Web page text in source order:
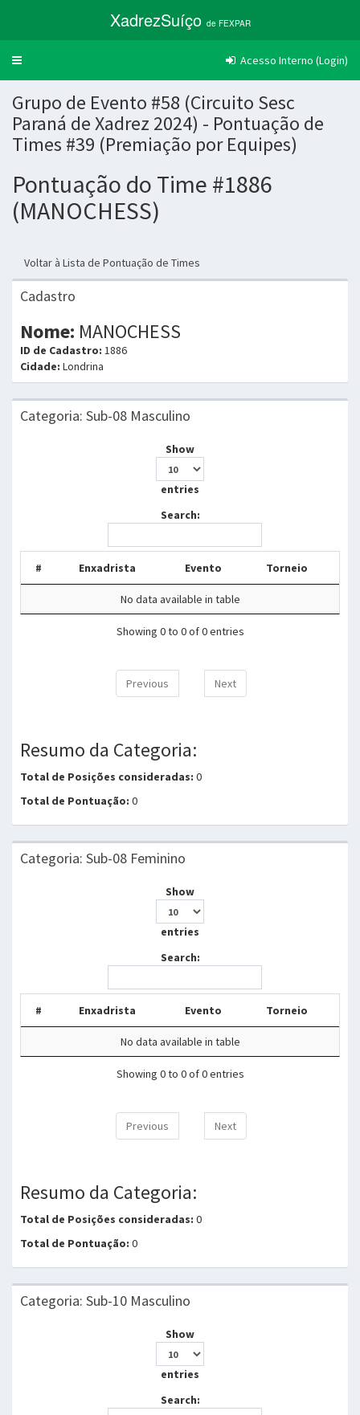
XadrezSuíço de FEXPAR
Trocar
Acesso Interno (Login)
Grupo de Evento #58 (Circuito Sesc
Paraná de Xadrez 2024) - Pontuação de
Times #39 (Premiação por Equipes)
Pontuação do Time #1886
(MANOCHESS)
Voltar à Lista de Pontuação de Times
Cadastro
Nome: MANOCHESS
ID de Cadastro: 1886
Cidade: Londrina
Categoria: Sub-08 Masculino
Show
entries
Search:
# Enxadrista Evento Torneio
No data available in table
Showing 0 to 0 of 0 entries
Previous Next
Resumo da Categoria:
Total de Posições consideradas: 0
Total de Pontuação: 0
Categoria: Sub-08 Feminino
Show
entries
Search:
# Enxadrista Evento Torneio
No data available in table
Showing 0 to 0 of 0 entries
Previous Next
Resumo da Categoria:
Total de Posições consideradas: 0
Total de Pontuação: 0
Categoria: Sub-10 Masculino
Show
entries
Search: